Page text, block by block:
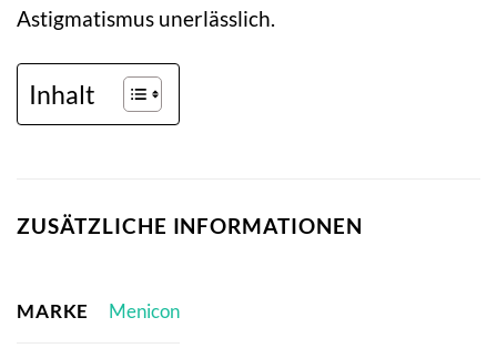
Astigmatismus unerlässlich.
Inhalt
ZUSÄTZLICHE INFORMATIONEN
MARKE Menicon